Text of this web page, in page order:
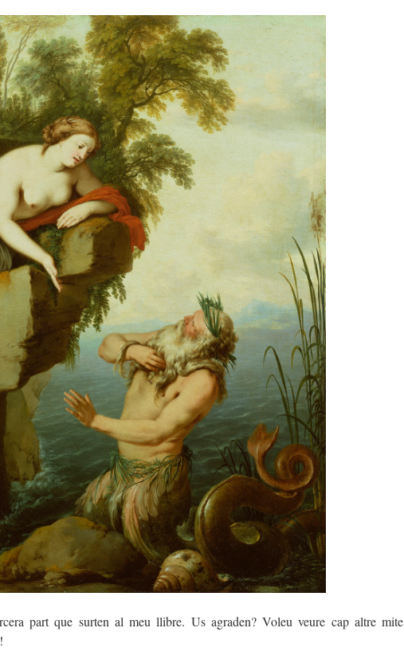
part que surten al meu llibre. Us agraden? Voleu veure cap altre mite